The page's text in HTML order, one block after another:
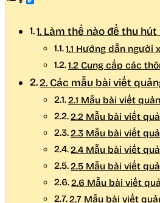
1. Làm thế nào để thu
1.1 Hướng dẫn
1.2 Cung cấp các
2. Các mẫu bài viết
2.1 Mẫu bài viết
2.2 Mẫu bài viết
2.3 Mẫu bài viết
2.4 Mẫu bài viết
2.5 Mẫu bài viết
2.6 Mẫu bài viết
2.7 Mẫu bài viết